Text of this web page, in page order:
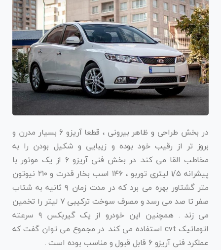
در بخش طراحی و ظاهر بیرونی ، قطعا آریزو 6 بسیار مدرن و
بروز تر از رقیب خود بوده و زیبایی و شکیل بودن را به
مخاطب القا می کند. در بخش فنی آریزو 6 از یک موتور با
پیشرانه ۱/۵ لیتری توربو ، ۱۴۶ اسب بخار قدرت و ۲۱۰ نیوتون
متر گشتاور بهره می برد که در مدت زمان ۹ ثانیه به شتاب
صفر تا صد می رسد و مصرف سوخت ترکیبی ۷ لیتر را تخمین
می زند . همچنین این خودرو از یک گیربکس ۹ سرعته
اتوماتیک cvt استفاده می کند. در مجموع می توان گفت که
عملکرد فنی آریزو ۶ قابل قبول و مناسب بوده است .